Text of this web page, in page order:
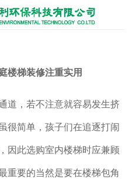
楼梯装修注重实用
道，若不注意就容易发生挤
很简单，孩子们在追逐打闹
因此选购室内楼梯时应兼顾
重要的当然是要在楼梯包角